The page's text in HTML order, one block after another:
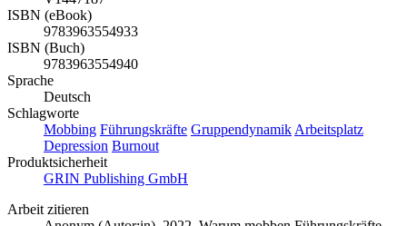
ISBN (eBook)
9783963554933
ISBN (Buch)
9783963554940
Sprache
Deutsch
Schlagworte
Mobbing Führungskräfte Gruppendynamik Arbeitsplatz
Depression Burnout
Produktsicherheit
GRIN Publishing GmbH
Arbeit zitieren